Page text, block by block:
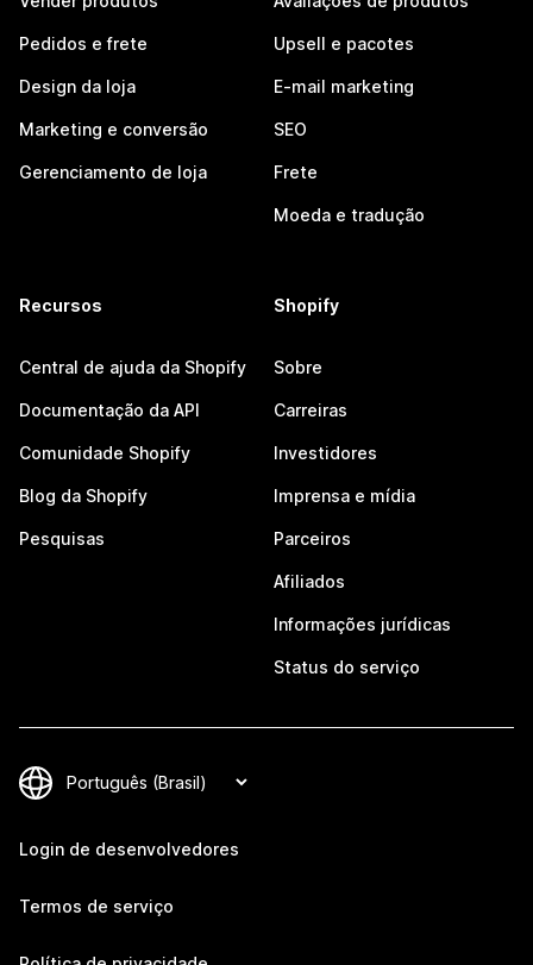
Pedidos e frete
Design da loja
Marketing e conversão
Gerenciamento de loja
Upsell e pacotes
E-mail marketing
SEO
Frete
Moeda e tradução
Recursos
Central de ajuda da Shopify
Documentação da API
Comunidade Shopify
Blog da Shopify
Pesquisas
Shopify
Sobre
Carreiras
Investidores
Imprensa e mídia
Parceiros
Afiliados
Informações jurídicas
Status do serviço
Login de desenvolvedores
Termos de serviço